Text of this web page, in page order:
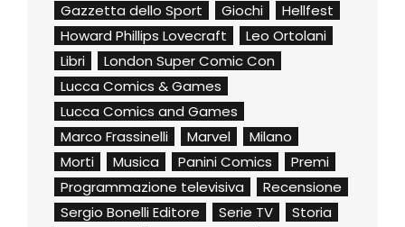
Gazzetta dello Sport
Giochi
Hellfest
Howard Phillips Lovecraft
Leo Ortolani
Libri
London Super Comic Con
Lucca Comics & Games
Lucca Comics and Games
Marco Frassinelli
Marvel
Milano
Morti
Musica Panini Comics
Premi
Programmazione televisiva
Recensione
Sergio Bonelli Editore
Serie TV
Storia